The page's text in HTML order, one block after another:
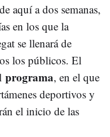
aquí a dos semanas,
en los que la
se llenará de
los públicos. El
programa, en el que
deportivos y
el inicio de las